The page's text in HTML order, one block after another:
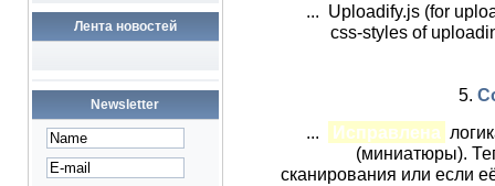
Лента новостей
Newsletter
... Uploadify.js (for
css-styles of
5.
...
Исправлена
(миниатюры).
сканирования или если